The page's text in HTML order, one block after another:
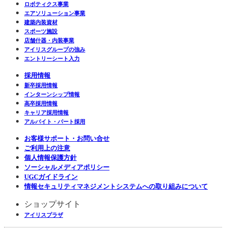
ロボティクス事業
エアソリューション事業
建築内装資材
スポーツ施設
店舗什器・内装事業
アイリスグループの強み
エントリーシート入力
採用情報
新卒採用情報
インターンシップ情報
高卒採用情報
キャリア採用情報
アルバイト・パート採用
お客様サポート・お問い合せ
ご利用上の注意
個人情報保護方針
ソーシャルメディアポリシー
UGCガイドライン
情報セキュリティマネジメントシステムへの取り組みについて
ショップサイト
アイリスプラザ